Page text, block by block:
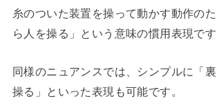
糸のついた装置を操って動かす動作の
ら人を操る」という意味の慣用表現です
同様のニュアンスでは、シンプルに「
操る」といった表現も可能です。